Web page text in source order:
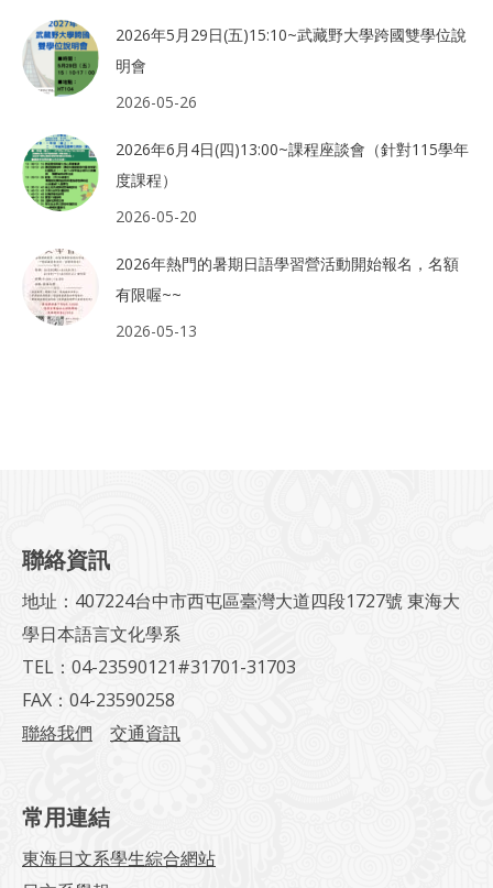
2026年5月29日(五)15:10~武藏野大學跨國雙學位說
明會
2026-05-26
2026年6月4日(四)13:00~課程座談會（針對115學年
度課程）
2026-05-20
2026年熱門的暑期日語學習營活動開始報名，名額
有限喔~~
2026-05-13
聯絡資訊
地址：407224台中市西屯區臺灣大道四段1727號 東海大
學日本語言文化學系
TEL：04-23590121#31701-31703
FAX：04-23590258
聯絡我們
交通資訊
常用連結
東海日文系學生綜合網站